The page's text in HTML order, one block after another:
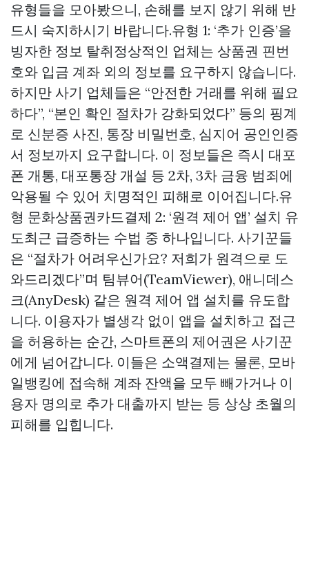
유형들을 모아봤으니, 손해를 보지 않기 위해 반
드시 숙지하시기 바랍니다.유형 1: ‘추가 인증’을
빙자한 정보 탈취정상적인 업체는 상품권 핀번
호와 입금 계좌 외의 정보를 요구하지 않습니다.
하지만 사기 업체들은 “안전한 거래를 위해 필요
하다”, “본인 확인 절차가 강화되었다” 등의 핑계
로 신분증 사진, 통장 비밀번호, 심지어 공인인증
서 정보까지 요구합니다. 이 정보들은 즉시 대포
폰 개통, 대포통장 개설 등 2차, 3차 금융 범죄에
악용될 수 있어 치명적인 피해로 이어집니다.유
형 문화상품권카드결제 2: ‘원격 제어 앱’ 설치 유
도최근 급증하는 수법 중 하나입니다. 사기꾼들
은 “절차가 어려우신가요? 저희가 원격으로 도
와드리겠다”며 팀뷰어(TeamViewer), 애니데스
크(AnyDesk) 같은 원격 제어 앱 설치를 유도합
니다. 이용자가 별생각 없이 앱을 설치하고 접근
을 허용하는 순간, 스마트폰의 제어권은 사기꾼
에게 넘어갑니다. 이들은 소액결제는 물론, 모바
일뱅킹에 접속해 계좌 잔액을 모두 빼가거나 이
용자 명의로 추가 대출까지 받는 등 상상 초월의
피해를 입힙니다.